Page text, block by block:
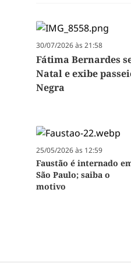
30/07/2026 às 21:58
Fátima Bernardes
Natal e exibe
Negra
25/05/2026 às 12:59
Faustão é internado
São Paulo; saiba o
motivo